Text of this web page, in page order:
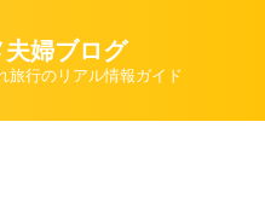
婦ブログ
旅行のリアル情報ガイド